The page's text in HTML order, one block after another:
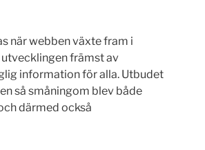
när webben växte fram i
främst av
information för alla. Utbudet
så småningom blev både
därmed också